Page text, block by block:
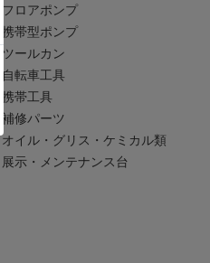
フロアポンプ
携帯型ポンプ
ツールカン
自転車工具
携帯工具
補修パーツ
オイル・グリス・ケミカル類
展示・メンテナンス台